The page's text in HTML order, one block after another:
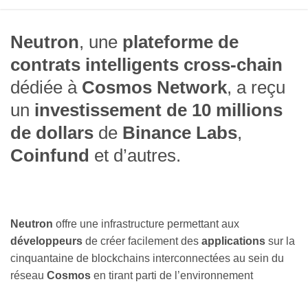
Neutron, une plateforme de
contrats intelligents cross-chain
dédiée à Cosmos Network, a reçu
un investissement de 10 millions
de dollars de Binance Labs,
Coinfund et d’autres.
Neutron offre une infrastructure permettant aux
développeurs de créer facilement des applications sur la
cinquantaine de blockchains interconnectées au sein du
réseau Cosmos en tirant parti de l’environnement